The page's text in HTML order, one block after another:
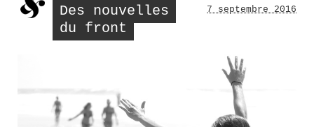
Des nouvelles
du front
7 septembre 2016